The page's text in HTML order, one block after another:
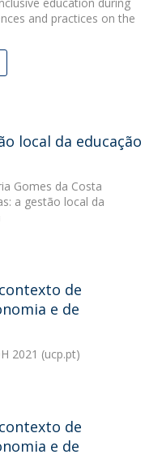
and practices on the
local da educação
Gomes da Costa
a gestão local da
de
e de
2021 (ucp.pt)
de
e de